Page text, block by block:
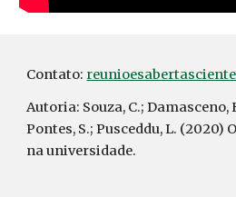
Contato:
Autoria: Souza, C.; Damasceno,
Pontes, S.; Pusceddu, L. (2020)
na universidade.